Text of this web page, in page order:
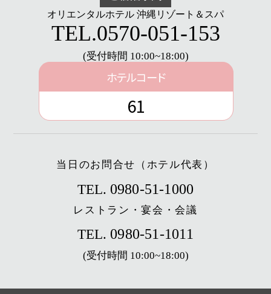
オリエンタルホテル 沖縄リゾート＆スパ
TEL.0570-051-153
(受付時間 10:00~18:00)
ホテルコード
61
当日のお問合せ（ホテル代表）
TEL. 0980-51-1000
レストラン・宴会・会議
TEL. 0980-51-1011
(受付時間 10:00~18:00)